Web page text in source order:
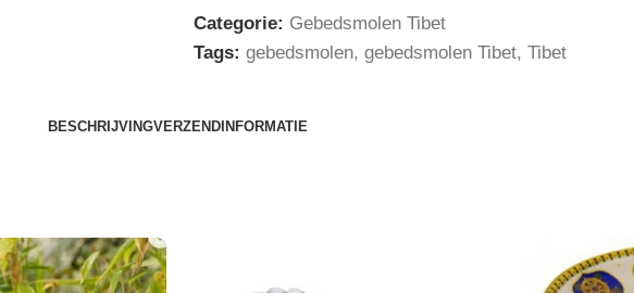
Categorie: Gebedsmolen Tibet
Tags: gebedsmolen, gebedsmolen Tibet, Tibet
BESCHRIJVINGVERZENDINFORMATIE